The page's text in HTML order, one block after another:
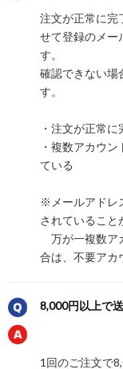
注文が正常に完
せて登録のメー
す。
確認できない場
す。
・注文が正常
・複数アカウ
ている
※メールアドレ
されていること
万が一複数ア
合は、不要アカ
8,000円以上で
1回のご注文で